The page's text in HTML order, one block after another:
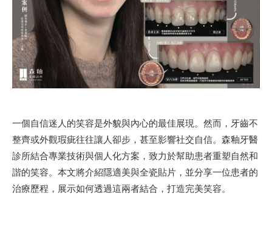
一個自信迷人的笑容是外貌與內心的最佳展現。然而，牙齒不
整齊或外觀瑕疵往往讓人卻步，甚至影響社交自信。森釉牙醫
診所結合專業技術與個人化方案，致力於幫助患者重塑自然和
諧的笑容。本文將介紹隱適美與全瓷貼片，並分享一位患者的
治療歷程，展示如何透過這兩者結合，打造完美笑容。